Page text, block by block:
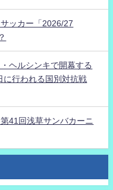
ッカー「2026/27
ヘルシンキで開幕する
に行われる国別対抗戦
41回浅草サンバカーニ